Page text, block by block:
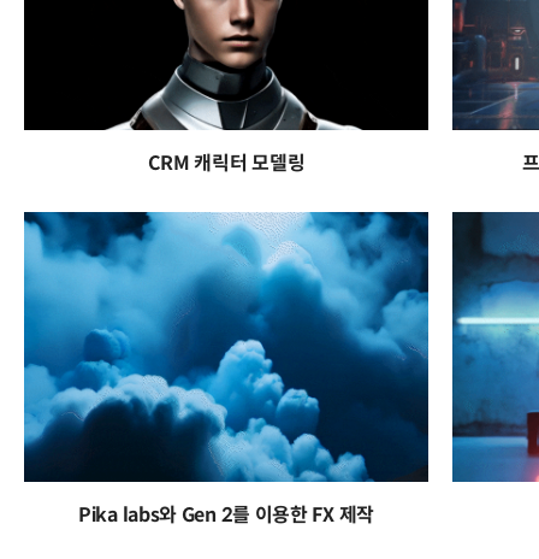
CRM 캐릭터 모델링
Pika labs와 Gen 2를 이용한 FX 제작